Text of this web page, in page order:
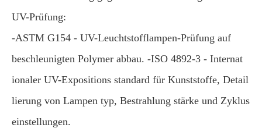
UV-Prüfung:
-ASTM G154 - UV-Leuchtstofflampen-Prüfung auf
beschleunigten Polymer abbau. -ISO 4892-3 - Internat
ionaler UV-Expositions standard für Kunststoffe, Detail
lierung von Lampen typ, Bestrahlung stärke und Zyklus
einstellungen.